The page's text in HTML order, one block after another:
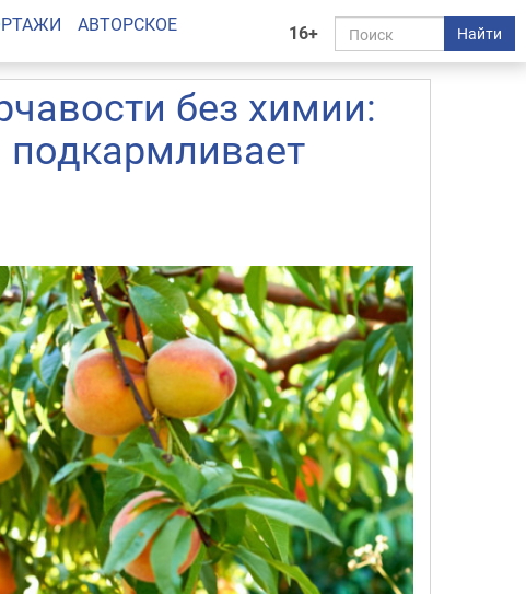
16+ Найти
АВТОРСКОЕ
без химии:
подкармливает